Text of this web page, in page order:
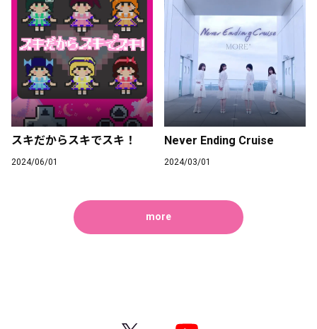
スキだからスキでスキ！
2024/06/01
Never Ending Cruise
2024/03/01
more